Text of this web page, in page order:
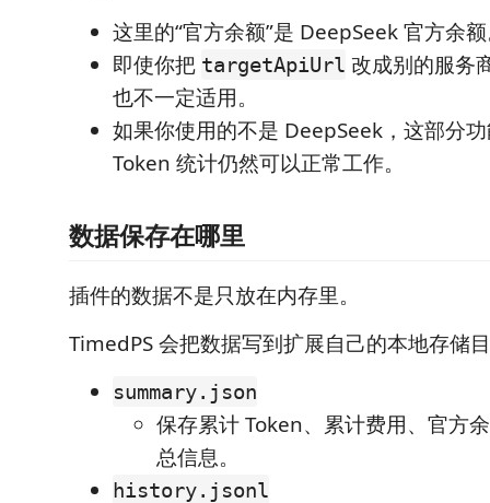
这里的“官方余额”是 DeepSeek 官方余
即使你把 targetApiUrl 改成别的服务
也不一定适用。
如果你使用的不是 DeepSeek，这部分
Token 统计仍然可以正常工作。
数据保存在哪里
插件的数据不是只放在内存里。
TimedPS 会把数据写到扩展自己的本地存储
summary.json
保存累计 Token、累计费用、官方
总信息。
history.jsonl